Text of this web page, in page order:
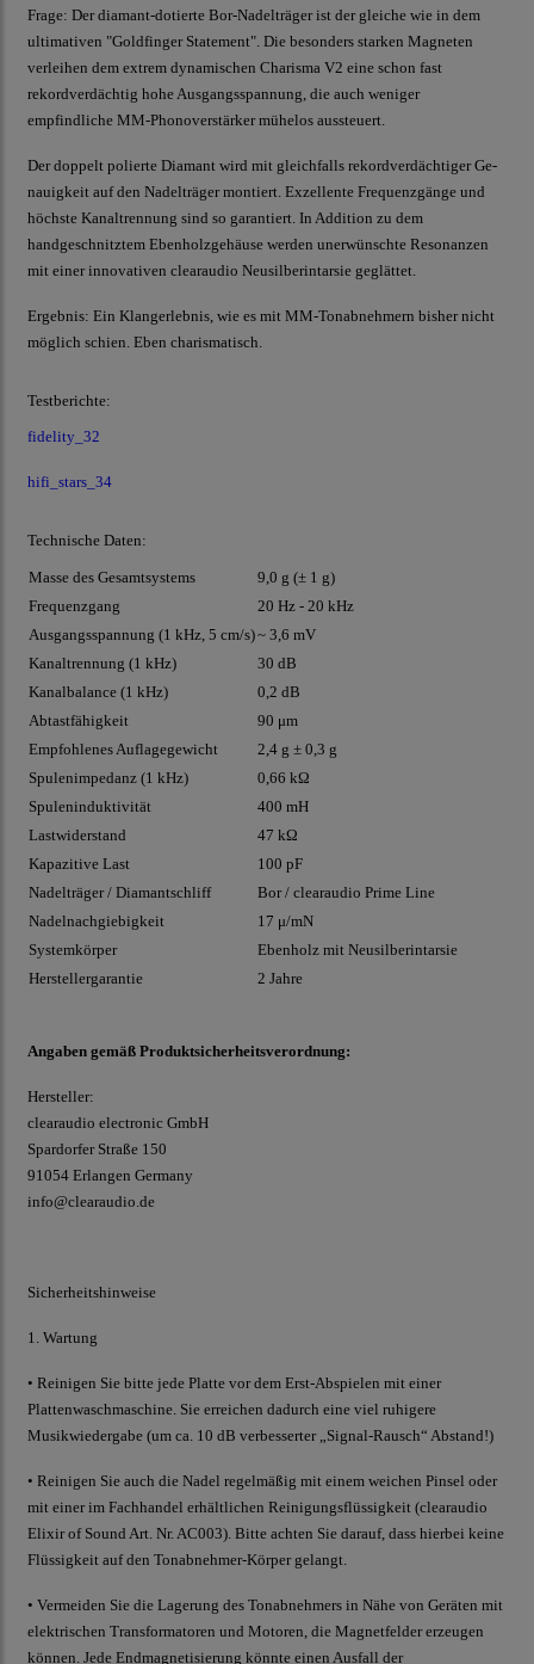
Frage: Der diamant-dotierte Bor-Nadelträger ist der gleiche wie in dem
ultimativen "Goldfinger Statement". Die besonders starken Magneten
verleihen dem extrem dynamischen Charisma V2 eine schon fast
rekordverdächtig hohe Ausgangsspannung, die auch weniger
empfindliche MM-Phonoverstärker mühelos aussteuert.
Der doppelt polierte Diamant wird mit gleichfalls rekordverdächtiger Ge-
nauigkeit auf den Nadelträger montiert. Exzellente Frequenzgänge und
höchste Kanaltrennung sind so garantiert. In Addition zu dem
handgeschnitztem Ebenholzgehäuse werden unerwünschte Resonanzen
mit einer innovativen clearaudio Neusilberintarsie geglättet.
Ergebnis: Ein Klangerlebnis, wie es mit MM-Tonabnehmern bisher nicht
möglich schien. Eben charismatisch.
Testberichte:
fidelity_32
hifi_stars_34
Technische Daten:
Masse des Gesamtsystems
9,0 g (± 1 g)
Frequenzgang
20 Hz - 20 kHz
Ausgangsspannung (1 kHz, 5 cm/s)~ 3,6 mV
Kanaltrennung (1 kHz)
30 dB
Kanalbalance (1 kHz)
0,2 dB
Abtastfähigkeit
90 μm
Empfohlenes Auflagegewicht
2,4 g ± 0,3 g
Spulenimpedanz (1 kHz)
0,66 kΩ
Spuleninduktivität
400 mH
Lastwiderstand
47 kΩ
Kapazitive Last
100 pF
Nadelträger / Diamantschliff
Bor / clearaudio Prime Line
Nadelnachgiebigkeit
17 μ/mN
Systemkörper
Ebenholz mit Neusilberintarsie
Herstellergarantie
2 Jahre
Angaben gemäß Produktsicherheitsverordnung:
Hersteller:
clearaudio electronic GmbH
Spardorfer Straße 150
91054 Erlangen Germany
info@clearaudio.de
Sicherheitshinweise
1. Wartung
• Reinigen Sie bitte jede Platte vor dem Erst-Abspielen mit einer
Plattenwaschmaschine. Sie erreichen dadurch eine viel ruhigere
Musikwiedergabe (um ca. 10 dB verbesserter „Signal-Rausch“ Abstand!)
• Reinigen Sie auch die Nadel regelmäßig mit einem weichen Pinsel oder
mit einer im Fachhandel erhältlichen Reinigungsflüssigkeit (clearaudio
Elixir of Sound Art. Nr. AC003). Bitte achten Sie darauf, dass hierbei keine
Flüssigkeit auf den Tonabnehmer-Körper gelangt.
• Vermeiden Sie die Lagerung des Tonabnehmers in Nähe von Geräten mit
elektrischen Transformatoren und Motoren, die Magnetfelder erzeugen
können. Jede Endmagnetisierung könnte einen Ausfall der